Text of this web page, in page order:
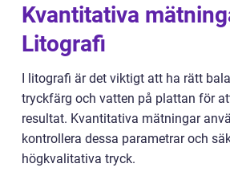
Kvantitativa
Litografi
I litografi är det viktigt att ha rätt
tryckfärg och vatten på plattan för
resultat. Kvantitativa mätningar
kontrollera dessa parametrar och
högkvalitativa tryck.